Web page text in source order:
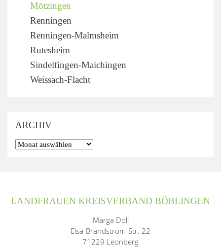
Mötzingen
Renningen
Renningen-Malmsheim
Rutesheim
Sindelfingen-Maichingen
Weissach-Flacht
ARCHIV
LANDFRAUEN KREISVERBAND BÖBLINGEN
Marga Doll
Elsa-Brandström-Str. 22
71229 Leonberg